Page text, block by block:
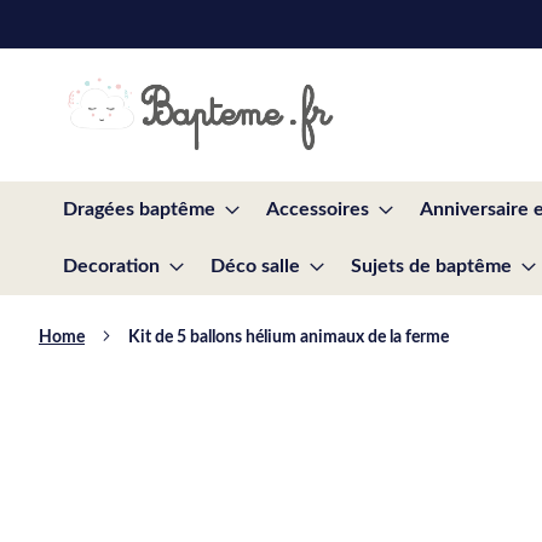
to
Dragées baptême Accessoires Anniversaire
Decoration Déco salle Sujets de baptême
Home Kit de 5 ballons hélium animaux de la ferme